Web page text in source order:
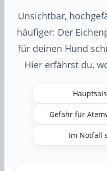
Unsichtbar,
häufiger: Der
für deinen Hund
Hier erfährst du,
Gefahr für
Im Notfall